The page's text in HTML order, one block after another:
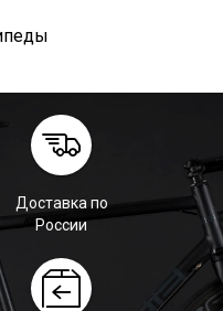
Доставка по
России